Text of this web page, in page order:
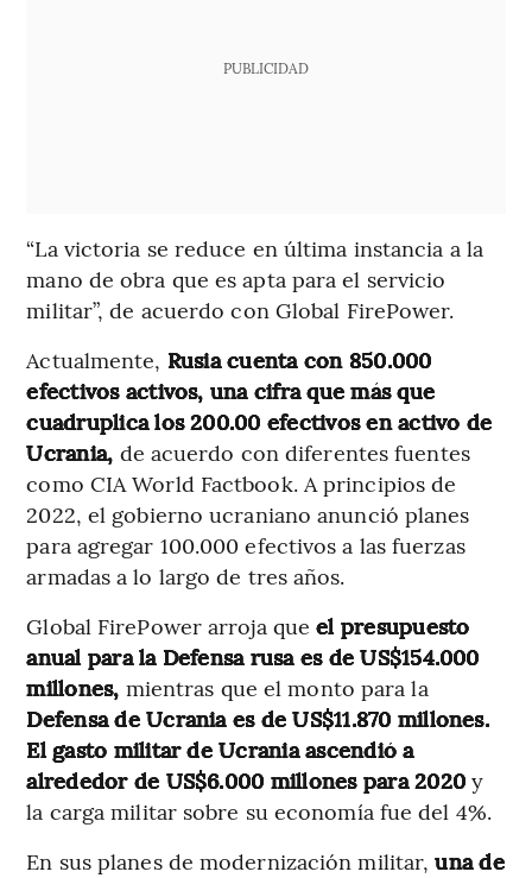
PUBLICIDAD
“La victoria se reduce en última instancia a la
mano de obra que es apta para el servicio
militar”, de acuerdo con Global FirePower.
Actualmente, Rusia cuenta con 850.000
efectivos activos, una cifra que más que
cuadruplica los 200.00 efectivos en activo de
Ucrania, de acuerdo con diferentes fuentes
como CIA World Factbook. A principios de
2022, el gobierno ucraniano anunció planes
para agregar 100.000 efectivos a las fuerzas
armadas a lo largo de tres años.
Global FirePower arroja queel presupuesto
anual para la Defensa rusa es de US$154.000
millones, mientras que el monto para la
Defensa de Ucrania es de US$11.870 millones.
El gasto militar de Ucrania ascendió a
alrededor de US$6.000 millones para 2020 y
la carga militar sobre su economía fue del 4%.
En sus planes de modernización militar,una de